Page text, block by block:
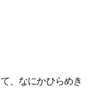
、なにかひらめき